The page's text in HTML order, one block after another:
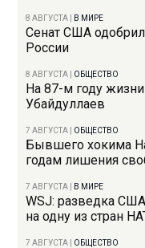
8 АВГУСТА В МИРЕ
Сенат США
России
8 АВГУСТА ОБЩЕСТВО
На 87-м году
Убайдуллаев
7 АВГУСТА ОБЩЕСТВО
Бывшего хокима
годам лишения
7 АВГУСТА В МИРЕ
WSJ: разведка
на одну из стран
7 АВГУСТА ОБЩЕСТВО